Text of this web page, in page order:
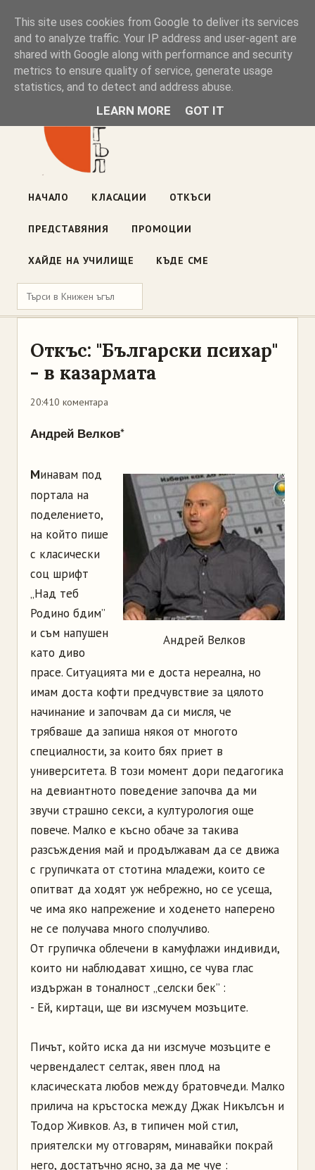
Книжен ъгъл
Блог на книжарницата — класации, откъси, нови книги
ул. „Оборище" 117, София· пон–пет 10:00–19:00 ·
НАЧАЛО КЛАСАЦИИ ОТКЪСИ
ПРЕДСТАВЯНИЯ ПРОМОЦИИ
ХАЙДЕ НА УЧИЛИЩЕ КЪДЕ СМЕ
Откъс: "Български психар"
- в казармата
20:410 коментара
Андрей Велков*
Андрей Велков
Минавам под
портала на
поделението,
на който пише
с класически
соц шрифт
„Над теб
Родино бдим”
и съм напушен
като диво
прасе. Ситуацията ми е доста нереална, но
имам доста кофти предчувствие за цялото
начинание и започвам да си мисля, че
трябваше да запиша някоя от многото
специалности, за които бях приет в
университета. В този момент дори педагогика
на девиантното поведение започва да ми
звучи страшно секси, а културология още
повече. Малко е късно обаче за такива
разсъждения май и продължавам да се движа
с групичката от стотина младежи, които се
опитват да ходят уж небрежно, но се усеща,
че има яко напрежение и ходенето наперено
не се получава много сполучливо.
От групичка облечени в камуфлажи индивиди,
които ни наблюдават хищно, се чува глас
издържан в тоналност „селски бек” :
- Ей, киртаци, ще ви изсмучем мозъците.
Пичът, който иска да ни изсмуче мозъците е
червендалест селтак, явен плод на
класическата любов между братовчеди. Малко
прилича на кръстоска между Джак Никълсън и
Тодор Живков. Аз, в типичен мой стил,
приятелски му отговарям, минавайки покрай
него, достатъчно ясно, за да ме чуе :
This site uses cookies from Google to deliver its services
and to analyze traffic. Your IP address and user-agent are
shared with Google along with performance and security
metrics to ensure quality of service, generate usage
statistics, and to detect and address abuse.
LEARN MORE GOT IT